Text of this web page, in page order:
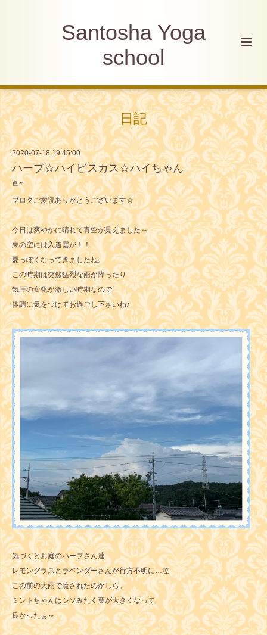
Santosha Yoga
school
日記
2020-07-18 19:45:00
ハーブ☆ハイビスカス☆ハイちゃん
色々
ブログご愛読ありがとうございます☆
今日は爽やかに晴れて青空が見えました～
東の空には入道雲が！！
夏っぽくなってきましたね。
この時期は突然猛烈な雨が降ったり
気圧の変化が激しい時期なので
体調に気をつけてお過ごし下さいね♪
気づくとお庭のハーブさん達
レモングラスとラベンダーさんが行方不明に…泣
この前の大雨で流されたのかしら。
ミントちゃんはシソみたく葉が大きくなって
良かったぁ～